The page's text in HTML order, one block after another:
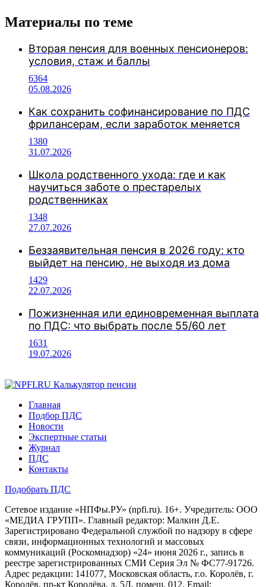
Материалы по теме
Вторая пенсия для военных пенсионеров:
условия, стаж и баллы
6364
05.08.2026
Как сохранить софинансирование по ПДС
фрилансерам, если заработок меняется
1380
31.07.2026
Школа родственного ухода: где и как
научиться заботе о престарелых
родственниках
1348
27.07.2026
Беззаявительная пенсия в 2026 году: кто
выйдет на пенсию, не выходя из дома
1429
22.07.2026
Пожизненная или единовременная выплата
по ПДС: что выбрать после 55/60 лет
1631
19.07.2026
Калькулятор пенсии
Главная
Подбор ПДС
Новости
Экспертные статьи
Журнал
ПДС
Контакты
Подобрать ПДС
Сетевое издание «НПФы.РУ» (npfi.ru). 16+. Учредитель: ООО
«МЕДИА ГРУПП». Главный редактор: Малкин Д.Е.
Зарегистрировано Федеральной службой по надзору в сфере
связи, информационных технологий и массовых
коммуникаций (Роскомнадзор) «24» июня 2026 г., запись в
реестре зарегистрированных СМИ Серия Эл № ФС77-91726.
Адрес редакции: 141077, Московская область, г.о. Королёв, г.
Королёв, пр-кт Королёва, д. 5Д, помещ. 012. Email: